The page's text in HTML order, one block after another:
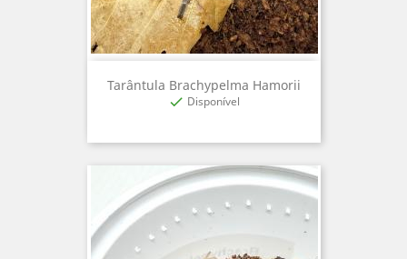
Tarântula Brachypelma Hamorii
 Disponível